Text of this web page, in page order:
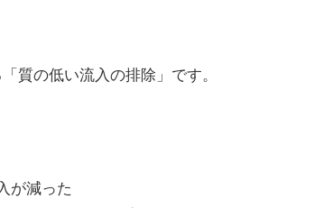
質の低い流入の排除」です。
が減った